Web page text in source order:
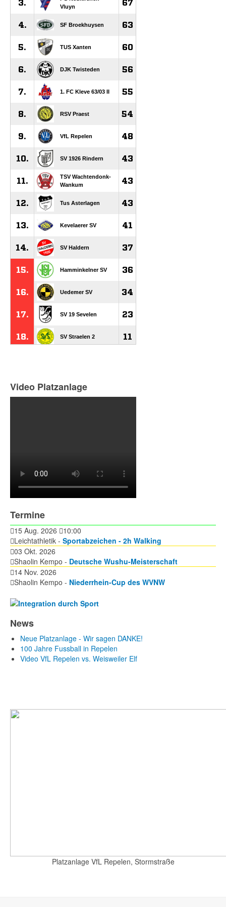
Video Platzanlage
Termine
15 Aug. 2026
10:00
Leichtathletik - Sportabzeichen - 2h Walking
03 Okt. 2026
Shaolin Kempo - Deutsche Wushu-Meisterschaft
14 Nov. 2026
Shaolin Kempo - Niederrhein-Cup des WVNW
News
Neue Platzanlage - Wir sagen DANKE!
100 Jahre Fussball in Repelen
Video VfL Repelen vs. Weisweiler Elf
Platzanlage VfL Repelen, Stormstraße